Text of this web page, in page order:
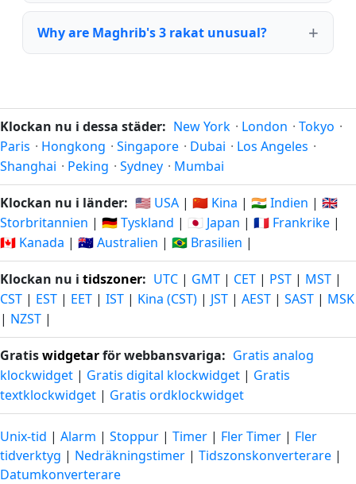
Why are Maghrib's 3 rakat unusual?
Klockan nu i dessa städer: New York · London · Tokyo ·
Paris · Hongkong · Singapore · Dubai · Los Angeles ·
Shanghai · Peking · Sydney · Mumbai
Klockan nu i länder: 🇺🇸 USA | 🇨🇳 Kina | 🇮🇳 Indien | 🇬🇧
Storbritannien | 🇩🇪 Tyskland | 🇯🇵 Japan | 🇫🇷 Frankrike |
🇨🇦 Kanada | 🇦🇺 Australien | 🇧🇷 Brasilien |
Klockan nu i tidszoner: UTC | GMT | CET | PST | MST |
CST | EST | EET | IST | Kina (CST) | JST | AEST | SAST | MSK
| NZST |
Gratiswidgetarför webbansvariga: Gratis analog
klockwidget | Gratis digital klockwidget | Gratis
textklockwidget | Gratis ordklockwidget
Unix-tid | Alarm | Stoppur | Timer | Fler Timer | Fler
tidverktyg | Nedräkningstimer | Tidszonskonverterare |
Datumkonverterare